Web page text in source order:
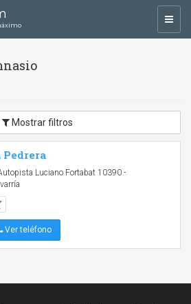
Mostrar filtros
Pedrera
Luciano Fortabat 10390 -
Ver teléfono